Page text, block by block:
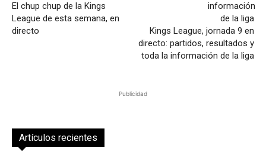
El chup chup de la Kings
League de esta semana, en
directo
Kings League, jornada 9 en
directo: partidos, resultados y
toda la información de la liga
Publicidad
Artículos recientes